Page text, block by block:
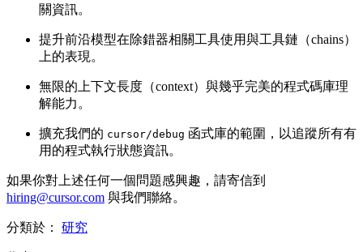
關資訊。
提升前沿模型在除錯器相關工具使用與工具鏈（chains）
上的表現。
無限的上下文長度（context）與幾乎完美的程式碼庫理
解能力。
擴充我們的 cursor/debug 函式庫的範圍，以追蹤所有有
用的程式執行狀態資訊。
如果你對上述任何一個問題感興趣，請寄信到
hiring@cursor.com 與我們聯絡。
分類於： 研究